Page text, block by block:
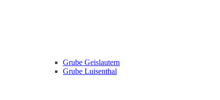
Grube Geislautern
Grube Luisenthal